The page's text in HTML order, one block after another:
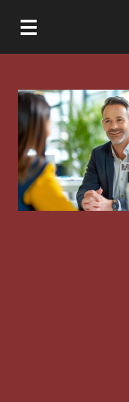
principal